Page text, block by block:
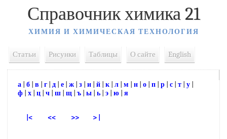
Справочник химика 21
ХИМИЯ И ХИМИЧЕСКАЯ ТЕХНОЛОГИЯ
Статьи Рисунки Таблицы О сайте English
а б в г д е ж з и й к л м н о п р с т у
ф х ц ч ш щ ъ ы ь э ю я
|< << >> > |